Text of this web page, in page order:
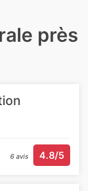
près
6 avis 4.8/5